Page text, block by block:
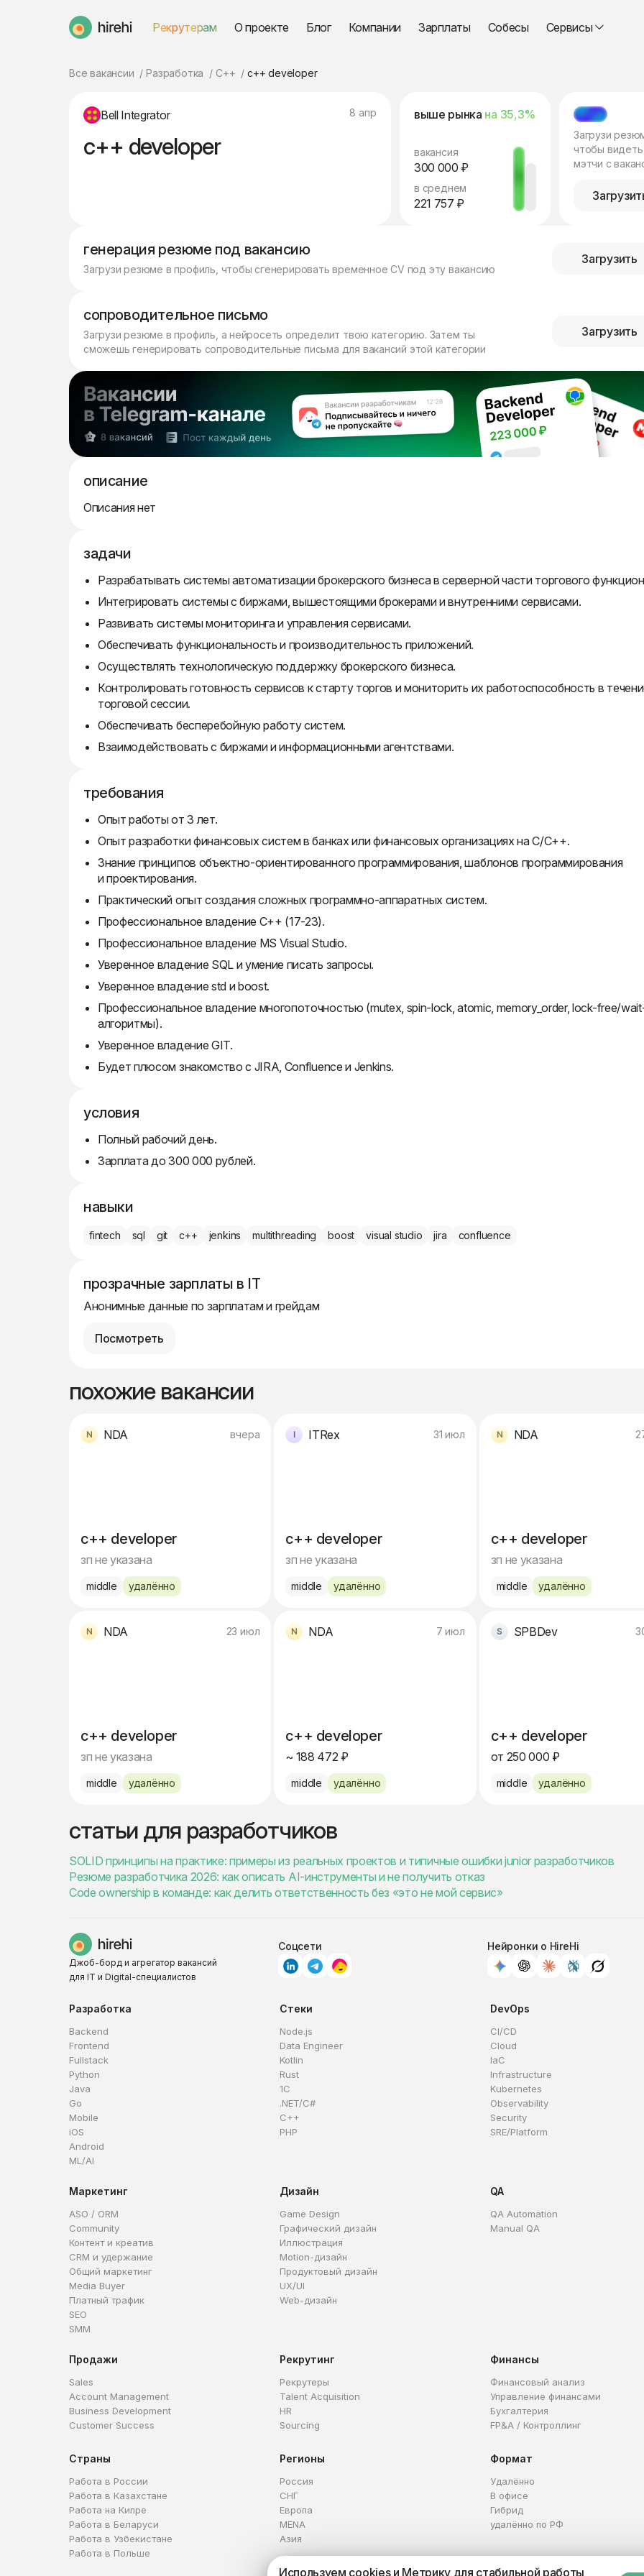
HireHi Рекрутерам О проекте Блог Компании Зарплаты Собесы Сервисы
Все вакансии Разработка C++ c++ developer
Bell Integrator 8 апр
c++ developer
выше рынка на 35,3%
вакансия
300 000 ₽
в среднем
221 757 ₽
МЭТЧ
Загрузи
чтобы видеть
мэтчи с
генерация резюме под вакансию
Загрузи резюме в профиль, чтобы сгенерировать временное CV под эту вакансию
Загрузить
сопроводительное письмо
Загрузи резюме в профиль, а нейросеть определит твою категорию. Затем ты
сможешь генерировать сопроводительные письма для вакансий этой категории
Загрузить
описание
Описания нет
задачи
Разрабатывать системы автоматизации брокерского бизнеса в серверной части торгового
Интегрировать системы с биржами, вышестоящими брокерами и внутренними сервисами.
Развивать системы мониторинга и управления сервисами.
Обеспечивать функциональность и производительность приложений.
Осуществлять технологическую поддержку брокерского бизнеса.
Контролировать готовность сервисов к старту торгов и мониторить их работоспособность в
торговой сессии.
Обеспечивать бесперебойную работу систем.
Взаимодействовать с биржами и информационными агентствами.
требования
Опыт работы от 3 лет.
Опыт разработки финансовых систем в банках или финансовых организациях на С/С++.
Знание принципов объектно-ориентированного программирования, шаблонов программирования
и проектирования.
Практический опыт создания сложных программно-аппаратных систем.
Профессиональное владение C++ (17-23).
Профессиональное владение MS Visual Studio.
Уверенное владение SQL и умение писать запросы.
Уверенное владение std и boost.
Профессиональное владение многопоточностью (mutex, spin-lock, atomic, memory_order, lock-free/
алгоритмы).
Уверенное владение GIT.
Будет плюсом знакомство с JIRA, Confluence и Jenkins.
условия
Полный рабочий день.
Зарплата до 300 000 рублей.
навыки
fintech sql git c++ jenkins multithreading boost visual studio jira confluence
прозрачные зарплаты в IT
Анонимные данные по зарплатам и грейдам
Посмотреть
похожие вакансии
NDA вчера
c++ developer
зп не указана
middle удалённо
ITRex 31 июл
c++ developer
зп не указана
middle удалённо
NDA
c++ developer
зп не указана
middle удалённо
NDA 23 июл
c++ developer
зп не указана
middle удалённо
NDA 7 июл
c++ developer
~ 188 472 ₽
middle удалённо
SPBDev
c++ developer
от 250 000 ₽
middle удалённо
статьи для разработчиков
SOLID принципы на практике: примеры из реальных проектов и типичные ошибки junior разработчиков
Резюме разработчика 2026: как описать AI-инструменты и не получить отказ
Code ownership в команде: как делить ответственность без «это не мой сервис»
Джоб-борд и агрегатор вакансий
для IT и Digital-специалистов
Соцсети Нейронки о HireHi
Разработка
Backend
Frontend
Fullstack
Python
Java
Go
Mobile
iOS
Android
ML/AI
Стеки
Node.js
Data Engineer
Kotlin
Rust
1C
.NET/C#
C++
PHP
DevOps
CI/CD
Cloud
IaC
Infrastructure
Kubernetes
Observability
Security
SRE/Platform
Маркетинг
ASO / ORM
Community
Контент и креатив
CRM и удержание
Общий маркетинг
Media Buyer
Платный трафик
SEO
SMM
Дизайн
Game Design
Графический дизайн
Иллюстрация
Motion-дизайн
Продуктовый дизайн
UX/UI
Web-дизайн
QA
QA Automation
Manual QA
Продажи
Sales
Account Management
Business Development
Customer Success
Рекрутинг
Рекрутеры
Talent Acquisition
HR
Sourcing
Финансы
Финансовый анализ
Управление финансами
Бухгалтерия
FP&A / Контроллинг
Страны
Работа в России
Работа в Казахстане
Работа на Кипре
Работа в Беларуси
Работа в Узбекистане
Работа в Польше
Регионы
Россия
СНГ
Европа
MENA
Азия
Формат
Удалённо
В офисе
Гибрид
удалённо по РФ
Используем cookies и Метрику для стабильной работы